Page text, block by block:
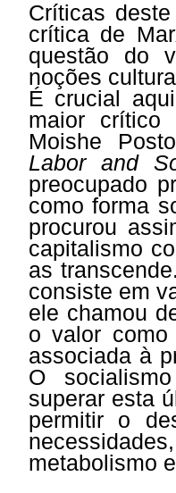
Críticas
crítica de
questão do
noções
É crucial
maior crítico
Moishe
Labor and
preocupado
como forma
procurou
capitalismo
as
consiste em
ele chamou
o valor
associada à
O
superar esta
permitir o
metabolismo